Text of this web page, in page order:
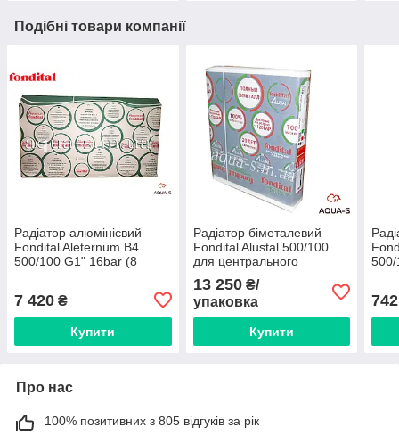
Подібні товари компанії
Радіатор алюмінієвий
Fondital Aleternum B4
500/100 G1" 16bar (8
7 420 ₴
Купити
Радіатор біметалевий
Fondital Alustal 500/100
для центрального
Італія
13 250₴/
упаковка
Купити
742
Про нас
100% позитивних з 805 відгуків за рік